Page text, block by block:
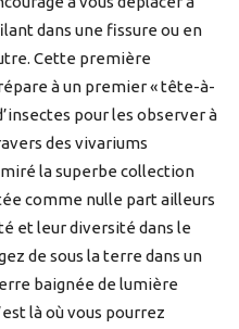
dans une fissure ou en
Cette première
à un premier « tête-à-
pour les observer à
des vivariums
la superbe collection
comme nulle part ailleurs
et leur diversité dans le
de sous la terre dans un
baignée de lumière
là où vous pourrez